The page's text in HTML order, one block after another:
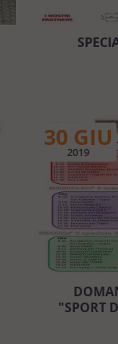
30 GIU
2019
"SPORT